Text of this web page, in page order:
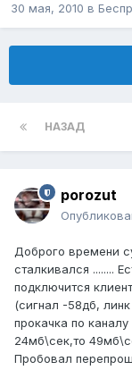
30 мая, 2010 в
НАЗАД
porozut
Доброго времени
сталкивался ........
подключится
(сигнал -58дб,
прокачка по каналу
24мб\сек,то
Пробовал